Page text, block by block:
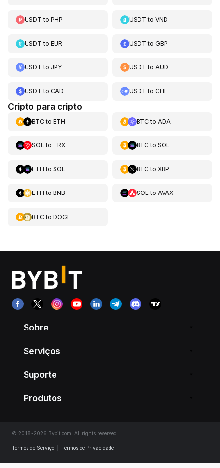
USDT to PHP USDT toVND
USDT to EUR USDT toGBP
USDT to JPY USDT toAUD
USDT to CAD USDT toCHF
Cripto para cripto
BTCto ETH BTCto ADA
SOL to TRX BTCto SOL
ETH to SOL BTCto XRP
ETH to BNB SOL to AVAX
BTCto DOGE
Sobre
Serviços
Suporte
Produtos
© 2018-2026 Bybit.com. All rights reserved.
Termos de Serviço Termos de Privacidade